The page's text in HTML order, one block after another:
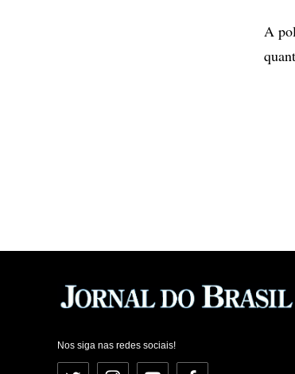
A
Nos siga nas redes sociais!